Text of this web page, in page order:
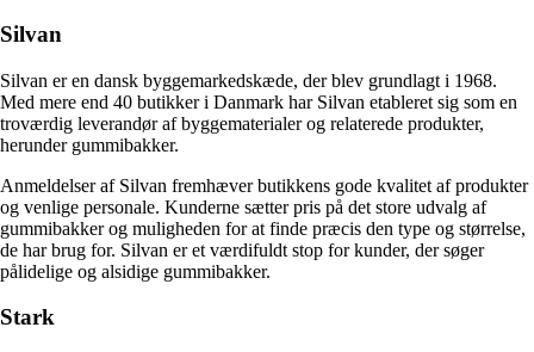
Silvan
Silvan er en dansk byggemarkedskæde, der blev grundlagt i 1968.
Med mere end 40 butikker i Danmark har Silvan etableret sig som en
troværdig leverandør af byggematerialer og relaterede produkter,
herunder gummibakker.
Anmeldelser af Silvan fremhæver butikkens gode kvalitet af produkter
og venlige personale. Kunderne sætter pris på det store udvalg af
gummibakker og muligheden for at finde præcis den type og størrelse,
de har brug for. Silvan er et værdifuldt stop for kunder, der søger
pålidelige og alsidige gummibakker.
Stark